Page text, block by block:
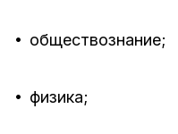
• обществознание;
• физика;